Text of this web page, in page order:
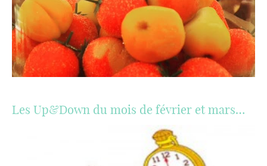
Les Up&Down du mois de février et mars…